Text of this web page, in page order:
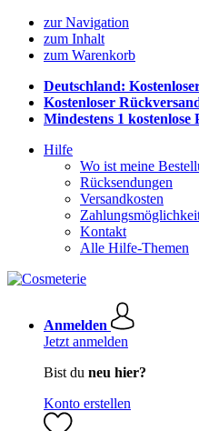
zur Navigation
zum Inhalt
zum Warenkorb
Deutschland:
Kostenloser
Mindestens 1 kostenlose
Hilfe
Wo ist meine
Rücksendungen
Versandkosten
Kontakt
Alle Hilfe-Themen
Anmelden
Jetzt anmelden
Bist du neu hier?
Konto erstellen